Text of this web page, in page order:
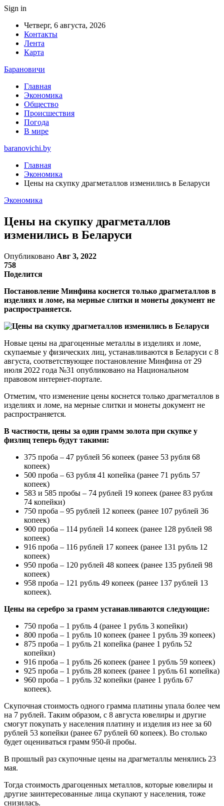
Sign in
Четверг, 6 августа, 2026
Контакты
Лента
Карта
Барановичи
Главная
Экономика
Общество
Происшествия
Погода
В мире
baranovichi.by
Главная
Экономика
Цены на скупку драгметаллов изменились в Беларуси
Экономика
Цены на скупку драгметаллов
изменились в Беларуси
Опубликовано Авг 3, 2022
758
Поделится
Постановление Минфина коснется только драгметаллов в
изделиях и ломе, на мерные слитки и монеты документ не
распространяется.
Новые цены на драгоценные металлы в изделиях и ломе,
скупаемые у физических лиц, устанавливаются в Беларуси с 8
августа, соответствующее постановление Минфина от 29
июля 2022 года №31 опубликовано на Национальном
правовом интернет-портале.
Отметим, что изменение цены коснется только драгметаллов в
изделиях и ломе, на мерные слитки и монеты документ не
распространяется.
В частности, цены за один грамм золота при скупке у
физлиц теперь будут такими:
375 проба – 47 рублей 56 копеек (ранее 53 рубля 68
копеек)
500 проба – 63 рубля 41 копейка (ранее 71 рубль 57
копеек)
583 и 585 пробы – 74 рублей 19 копеек (ранее 83 рубля
74 копейки)
750 проба – 95 рублей 12 копеек (ранее 107 рублей 36
копеек)
900 проба – 114 рублей 14 копеек (ранее 128 рублей 98
копеек)
916 проба – 116 рублей 17 копеек (ранее 131 рубль 12
копеек)
950 проба – 120 рублей 48 копеек (ранее 135 рублей 98
копеек)
958 проба – 121 рубль 49 копеек (ранее 137 рублей 13
копеек).
Цены на серебро за грамм устанавливаются следующие:
750 проба – 1 рубль 4 (ранее 1 рубль 3 копейки)
800 проба – 1 рубль 10 копеек (ранее 1 рубль 39 копеек)
875 проба – 1 рубль 21 копейка (ранее 1 рубль 52
копейки)
916 проба – 1 рубль 26 копеек (ранее 1 рубль 59 копеек)
925 проба – 1 рубль 28 копеек (ранее 1 рубль 61 копейка)
960 проба – 1 рубль 32 копейки (ранее 1 рубль 67
копеек).
Скупочная стоимость одного грамма платины упала более чем
на 7 рублей. Таким образом, с 8 августа ювелиры и другие
смогут покупать у населения платину и изделия из нее за 60
рублей 53 копейки (ранее 67 рублей 60 копеек). Во столько
будет оцениваться грамм 950-й пробы.
В прошлый раз скупочные цены на драгметаллы менялись 23
мая.
Тогда стоимость драгоценных металлов, которые ювелиры и
другие заинтересованные лица скупают у населения, тоже
снизилась.